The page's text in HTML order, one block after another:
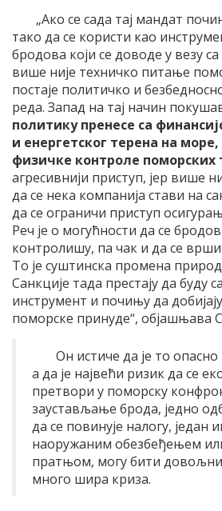
„Ако се сада тај мандат
тако да се користи као
бродова који се доводе у везу
више није техничко питање
постаје политичко и
реда. Запад на тај начин
политику пренесе са
и енергетског терена на
физичке контроле поморских
агресивнији приступ, јер више
да се нека компанија стави на
да се ограничи приступ
Реч је о могућности да се
контролишу, па чак и да се
То је суштинска промена
Санкције тада престају да буду
инструмент и почињу да
поморске принуде“, објашњава
Он истиче да је то
а да је највећи ризик да се
претвори у поморску
заустављање брода, једно
да се повинује налогу, један
наоружаним обезбеђењем
пратњом, могу бити
много шира криза.